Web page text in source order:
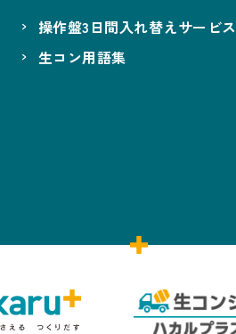
操作盤3日間入れ替えサービス
生コン用語集